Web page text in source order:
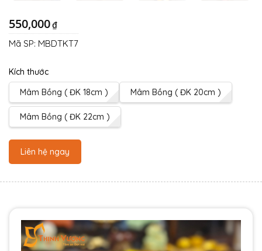
550,000₫
Kích thước
Mâm Bồng ( ĐK 18cm )
Mâm Bồng ( ĐK 20cm )
Mâm Bồng ( ĐK 22cm )
Liên hệ ngay
Mã SP: MBDTKT7